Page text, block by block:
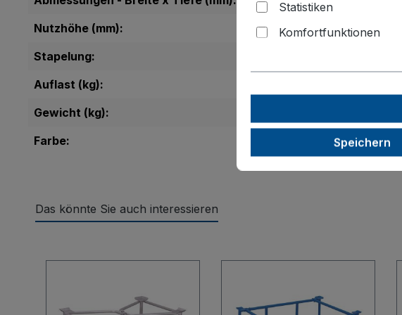
Nutzhöhe (mm):
1600
Stapelung:
Auflast (kg):
Gewicht (kg):
Farbe:
RAL 5010
Das könnte Sie auch interessieren
Statistiken
Komfortfunktionen
Speichern